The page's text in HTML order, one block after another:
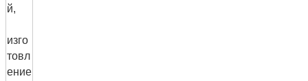
й,
изго
товл
ение